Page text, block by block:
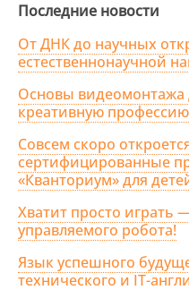
Последние новости
От ДНК до научных
естественнонаучной
Основы видеомонтажа
креативную
Совсем скоро
сертифицированные
«Кванториум» для
Хватит просто играть
управляемого робота!
Язык успешного
технического и IT-